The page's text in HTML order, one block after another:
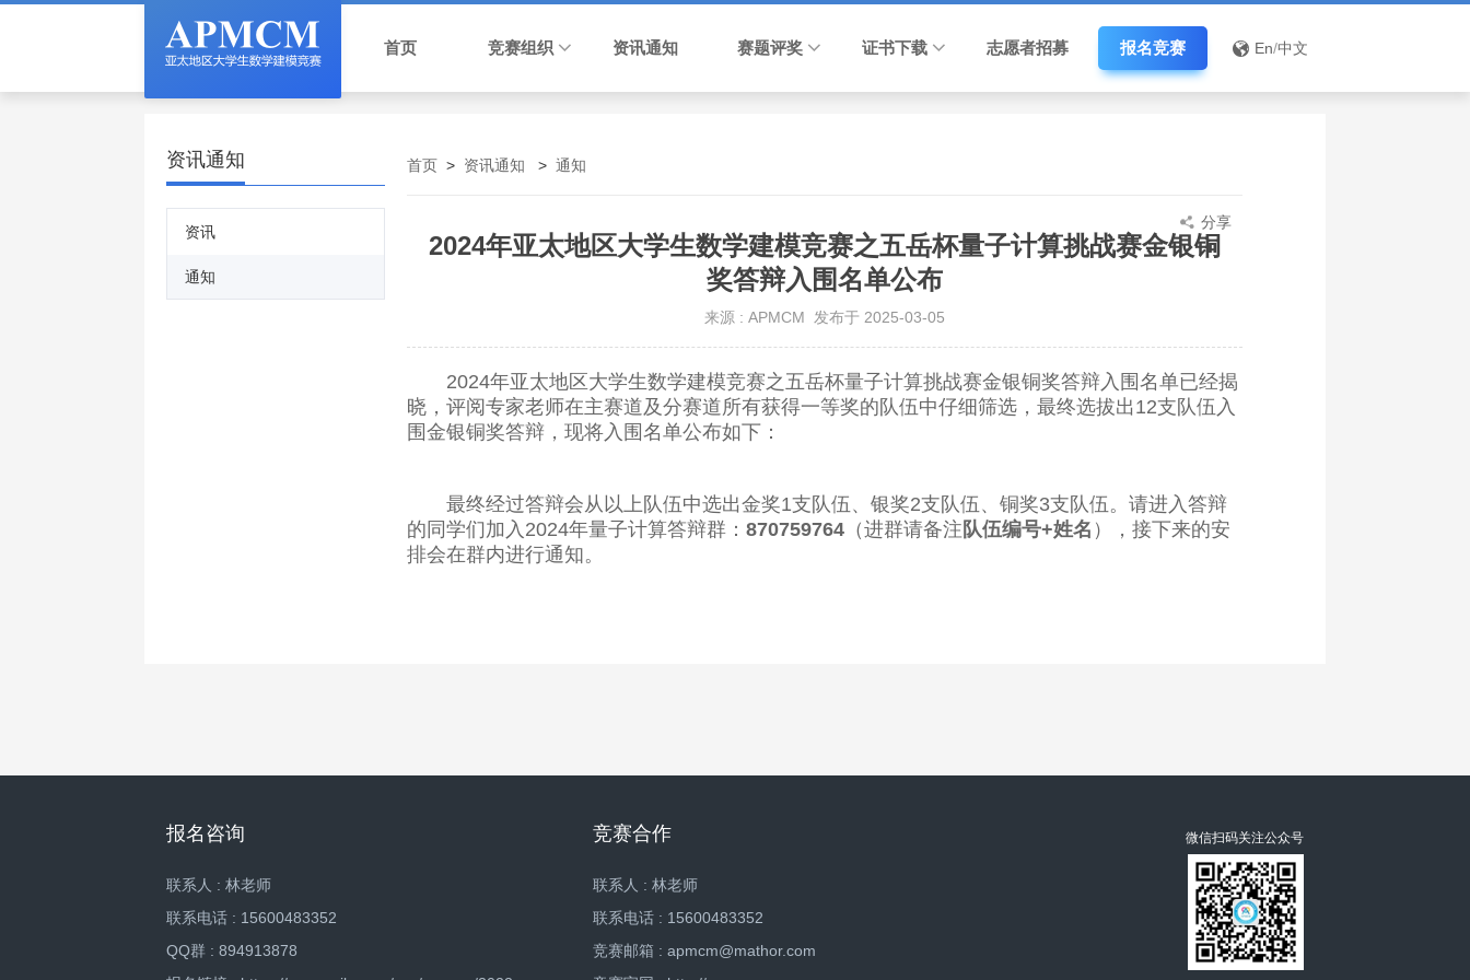
首页 竞赛组织 资讯通知 赛题评奖 证书下载 志愿者招募 报名竞赛 En/中文
资讯通知
资讯
通知
首页 > 资讯通知 > 通知
2024年亚太地区大学生数学建模竞赛之五岳杯量子计算挑战赛金银铜
奖答辩入围名单公布
分享
来源 : APMCM 发布于 2025-03-05
2024年亚太地区大学生数学建模竞赛之五岳杯量子计算挑战赛金银铜奖答辩入围名单已经揭
晓，评阅专家老师在主赛道及分赛道所有获得一等奖的队伍中仔细筛选，最终选拔出12支队伍入
围金银铜奖答辩，现将入围名单公布如下：
最终经过答辩会从以上队伍中选出金奖1支队伍、银奖2支队伍、铜奖3支队伍。请进入答辩
的同学们加入2024年量子计算答辩群： 870759764 （进群请备注 队伍编号+姓名 ），接下来的安
排会在群内进行通知。
报名咨询
联系人 : 林老师
联系电话 : 15600483352
QQ群 : 894913878
竞赛合作
联系人 : 林老师
联系电话 : 15600483352
竞赛邮箱 : apmcm@mathor.com
微信扫码关注公众号